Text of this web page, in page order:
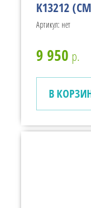
K13212
Артикул: нет
9 950 р.
В